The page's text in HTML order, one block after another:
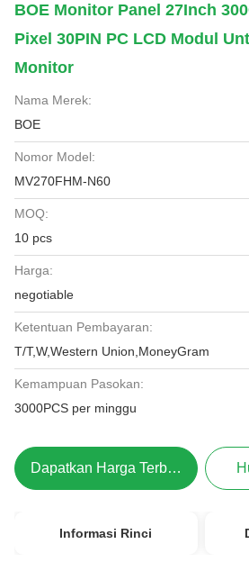
BOE Monitor Panel 27Inch
Pixel 30PIN PC LCD Modul
Monitor
Nama Merek:
BOE
Nomor Model:
MV270FHM-N60
MOQ:
10 pcs
Harga:
negotiable
Ketentuan Pembayaran:
T/T,W,Western Union,MoneyGram
Kemampuan Pasokan:
3000PCS per minggu
Dapatkan Harga Terbaik
Informasi Rinci